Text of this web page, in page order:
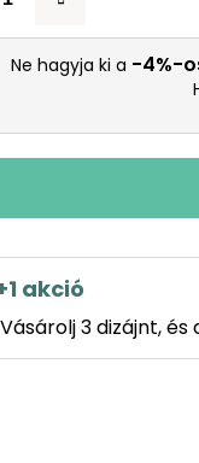
Ne hagyja ki a -4%-
akció
Vásárolj 3 dizájnt,